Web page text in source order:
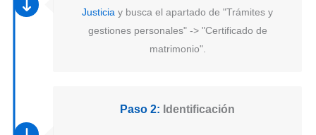
Justicia y busca el apartado de "Trámites y
gestiones personales" -> "Certificado de
matrimonio".
Paso 2: Identificación